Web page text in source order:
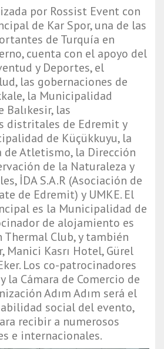
por Rossist Event con
de Kar Spor, una de las
de Turquía en
cuenta con el apoyo del
y Deportes, el
las gobernaciones de
la Municipalidad
las
distritales de Edremit y
de Küçükkuyu, la
de Atletismo, la Dirección
de la Naturaleza y
İDA S.A.R (Asociación de
de Edremit) y UMKE. El
es la Municipalidad de
de alojamiento es
Thermal Club, y también
Manici Kasrı Hotel, Gürel
Los co-patrocinadores
la Cámara de Comercio de
Adım Adım será el
social del evento,
recibir a numerosos
e internacionales.